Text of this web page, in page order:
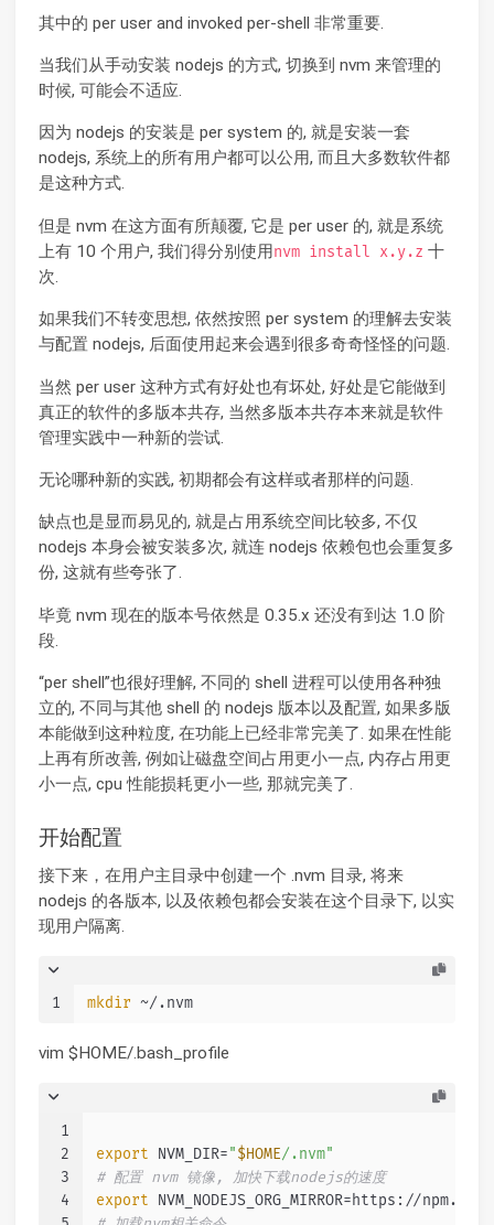
其中的 per user and invoked per-shell 非常重要.
当我们从手动安装 nodejs 的方式, 切换到 nvm 来管理的
时候, 可能会不适应.
因为 nodejs 的安装是 per system 的, 就是安装一套
nodejs, 系统上的所有用户都可以公用, 而且大多数软件都
是这种方式.
但是 nvm 在这方面有所颠覆, 它是 per user 的, 就是系统
上有 10 个用户, 我们得分别使用nvm install x.y.z 十
次.
如果我们不转变思想, 依然按照 per system 的理解去安装
与配置 nodejs, 后面使用起来会遇到很多奇奇怪怪的问题.
当然 per user 这种方式有好处也有坏处, 好处是它能做到
真正的软件的多版本共存, 当然多版本共存本来就是软件
管理实践中一种新的尝试.
无论哪种新的实践, 初期都会有这样或者那样的问题.
缺点也是显而易见的, 就是占用系统空间比较多, 不仅
nodejs 本身会被安装多次, 就连 nodejs 依赖包也会重复多
份, 这就有些夸张了.
毕竟 nvm 现在的版本号依然是 0.35.x 还没有到达 1.0 阶
段.
“per shell”也很好理解, 不同的 shell 进程可以使用各种独
立的, 不同与其他 shell 的 nodejs 版本以及配置, 如果多版
本能做到这种粒度, 在功能上已经非常完美了. 如果在性能
上再有所改善, 例如让磁盘空间占用更小一点, 内存占用更
小一点, cpu 性能损耗更小一些, 那就完美了.
开始配置
接下来，在用户主目录中创建一个 .nvm 目录, 将来
nodejs 的各版本, 以及依赖包都会安装在这个目录下, 以实
现用户隔离.
1 mkdir ~/.nvm
vim $HOME/.bash_profile
1
2
3
4
export NVM_DIR="$HOME/.nvm"
# 配置 nvm 镜像, 加快下载nodejs的速度
export NVM_NODEJS_ORG_MIRROR=https://